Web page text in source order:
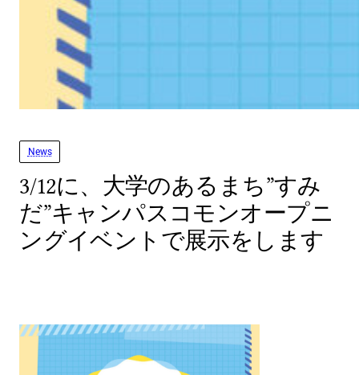
News
3/12に、大学のあるまち”すみ
だ”キャンパスコモンオープニ
ングイベントで展示をします